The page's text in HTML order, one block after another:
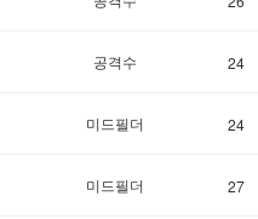
공격수 24
미드필더 24
미드필더 27